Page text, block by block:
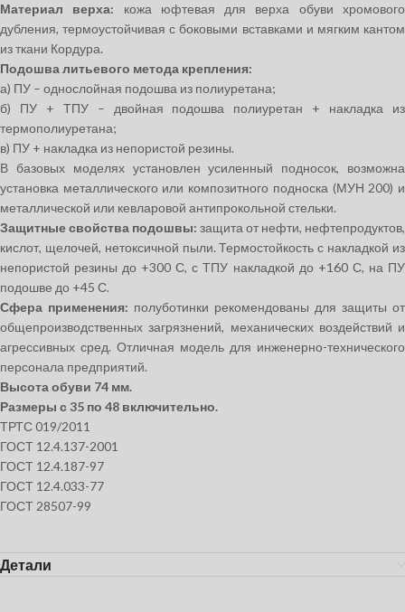
Материал верха: кожа юфтевая для верха обуви хромового
дубления, термоустойчивая с боковыми вставками и мягким кантом
из ткани Кордура.
Подошва литьевого метода крепления:
а) ПУ – однослойная подошва из полиуретана;
б) ПУ + ТПУ – двойная подошва полиуретан + накладка из
термополиуретана;
в) ПУ + накладка из непористой резины.
В базовых моделях установлен усиленный подносок, возможна
установка металлического или композитного подноска (МУН 200) и
металлической или кевларовой антипрокольной стельки.
Защитные свойства подошвы: защита от нефти, нефтепродуктов,
кислот, щелочей, нетоксичной пыли. Термостойкость с накладкой из
непористой резины до +300 С, с ТПУ накладкой до +160 С, на ПУ
подошве до +45 С.
Сфера применения: полуботинки рекомендованы для защиты от
общепроизводственных загрязнений, механических воздействий и
агрессивных сред. Отличная модель для инженерно-технического
персонала предприятий.
Высота обуви 74 мм.
Размеры с 35 по 48 включительно.
ТРТС 019/2011
ГОСТ 12.4.137-2001
ГОСТ 12.4.187-97
ГОСТ 12.4.033-77
ГОСТ 28507-99
Детали